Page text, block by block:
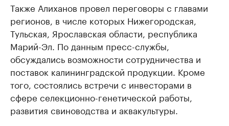
Также Алиханов провел переговоры с главами
регионов, в числе которых Нижегородская,
Тульская, Ярославская области, республика
Марий-Эл. По данным пресс-службы,
обсуждались возможности сотрудничества и
поставок калининградской продукции. Кроме
того, состоялись встречи с инвесторами в
сфере селекционно-генетической работы,
развития свиноводства и аквакультуры.